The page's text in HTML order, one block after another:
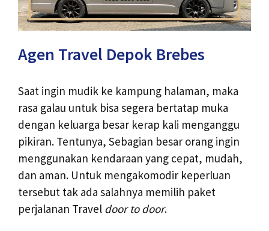
Agen Travel Depok Brebes
Saat ingin mudik ke kampung halaman, maka
rasa galau untuk bisa segera bertatap muka
dengan keluarga besar kerap kali menganggu
pikiran. Tentunya, Sebagian besar orang ingin
menggunakan kendaraan yang cepat, mudah,
dan aman. Untuk mengakomodir keperluan
tersebut tak ada salahnya memilih paket
perjalanan Travel door to door.